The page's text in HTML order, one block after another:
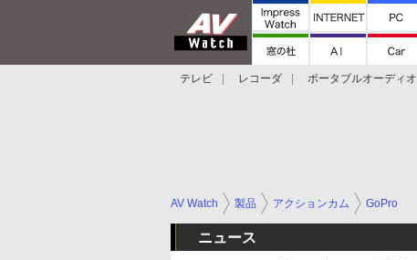
テレビ レコーダ ポータブルオーディオ
AV Watch 製品 アクションカム GoPro
ニュース